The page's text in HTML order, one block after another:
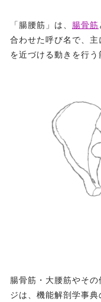
「腸腰筋」は、 腸骨筋
合わせた呼び名で、
を近づける動きを行う
腸骨筋・大腰筋やそ
ジは、機能解剖学事